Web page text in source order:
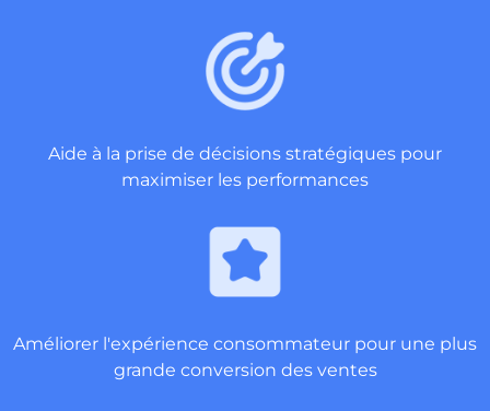
Aide à la prise de décisions stratégiques pour
maximiser les performances
Améliorer l'expérience consommateur pour une plus
grande conversion des ventes